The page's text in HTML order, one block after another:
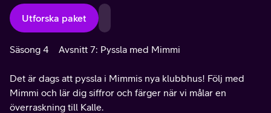
Utforska paket
Säsong 4 Avsnitt 7: Pyssla med Mimmi
Det är dags att pyssla i Mimmis nya klubbhus! Följ med
Mimmi och lär dig siffror och färger när vi målar en
överraskning till Kalle.